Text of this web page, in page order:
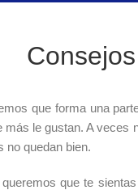
que forma una
más le gustan. A veces
no quedan bien.
que te